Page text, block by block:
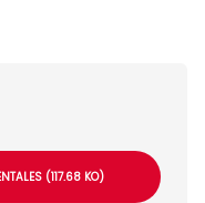
(117.68 KO)